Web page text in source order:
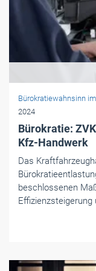
Bürokratiewahnsinn
2024
Bürokratie:
Kfz-Handwerk
Das
beschlossenen
Effizienzsteigerung